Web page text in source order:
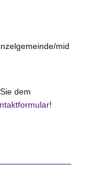
mid
dem
!